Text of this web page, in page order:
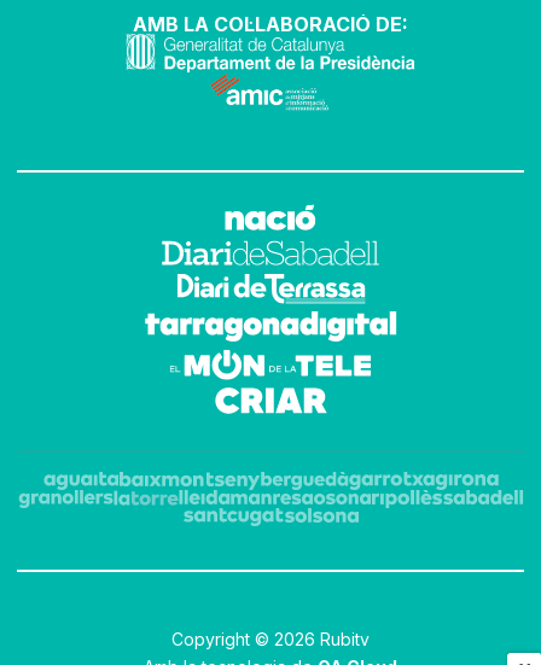
AMB LA COL·LABORACIÓ DE:
Copyright © 2026 Rubitv